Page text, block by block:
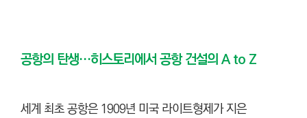
공항의 탄생…히스토리에서 공항 건설의 A to Z
세계 최초 공항은 1909년 미국 라이트형제가 지은